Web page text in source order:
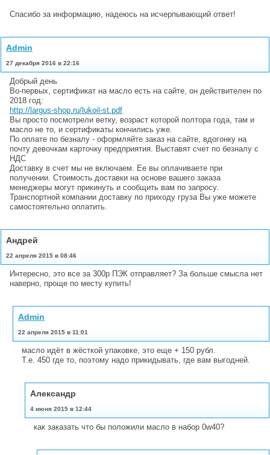
Спасибо за информацию, надеюсь на исчерпывающий ответ!
Admin
27 декабря 2016 в 22:16
Добрый день
Во-первых, сертификат на масло есть на сайте, он действителен по
2018 год:
http://largus-shop.ru/lukoil-st.pdf
Вы просто посмотрели ветку, возраст которой полтора года, там и
масло не то, и сертификаты кончились уже.
По оплате по безналу - оформляйте заказ на сайте, вдогонку на
почту девочкам карточку предприятия. Выставят счет по безналу с
НДС
Доставку в счет мы не включаем. Ее вы оплачиваете при
получении. Стоимость доставки на основе вашего заказа
менеджеры могут прикинуть и сообщить вам по запросу.
Транспортной компании доставку по приходу груза Вы уже можете
самостоятельно оплатить.
Андрей
22 апреля 2015 в 08:46
Интересно, это все за 300р ПЭК отправляет? За больше смысла нет
наверно, проще по месту купить!
Admin
22 апреля 2015 в 11:01
масло идёт в жёсткой упаковке, это еще + 150 рубл.
Т.е. 450 где то, поэтому надо прикидывать, где вам выгодней.
Александр
4 июня 2015 в 12:44
как заказать что бы положили масло в набор 0w40?